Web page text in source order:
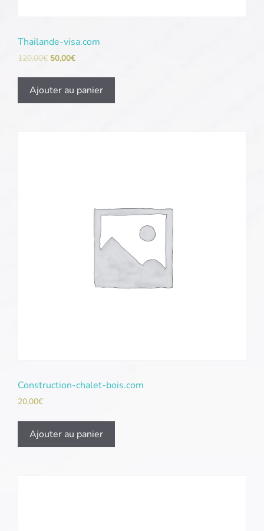
Thailande-visa.com
120,00€ 50,00€
Ajouter au panier
Construction-chalet-bois.com
20,00€
Ajouter au panier